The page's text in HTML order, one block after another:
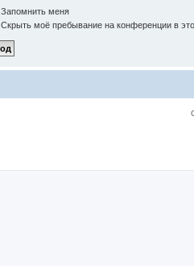
Запомнить меня
Скрыть моё пребывание на конференции в